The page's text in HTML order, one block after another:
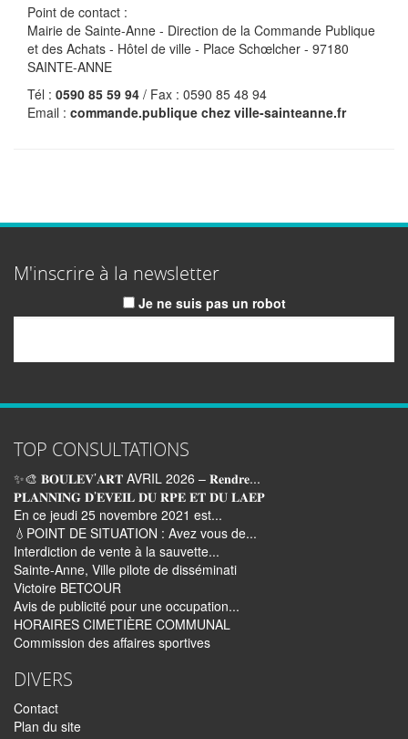
Point de contact :
Mairie de Sainte-Anne - Direction de la Commande Publique
et des Achats - Hôtel de ville - Place Schœlcher - 97180
SAINTE-ANNE
Tél : 0590 85 59 94 / Fax : 0590 85 48 94
Email : commande.publique chez ville-sainteanne.fr
M'inscrire à la newsletter
Je ne suis pas un robot
TOP CONSULTATIONS
✨🎨 𝐁𝐎𝐔𝐋𝐄𝐕’𝐀𝐑𝐓 AVRIL 2026 – 𝐑𝐞𝐧𝐝𝐫𝐞...
𝐏𝐋𝐀𝐍𝐍𝐈𝐍𝐆 𝐃’𝐄𝐕𝐄𝐈𝐋 𝐃𝐔 𝐑𝐏𝐄 𝐄𝐓 𝐃𝐔 𝐋𝐀𝐄𝐏
En ce jeudi 25 novembre 2021 est...
💧POINT DE SITUATION : Avez vous de...
Interdiction de vente à la sauvette...
Sainte-Anne, Ville pilote de disséminati
Victoire BETCOUR
Avis de publicité pour une occupation...
HORAIRES CIMETIÈRE COMMUNAL
Commission des affaires sportives
DIVERS
Contact
Plan du site